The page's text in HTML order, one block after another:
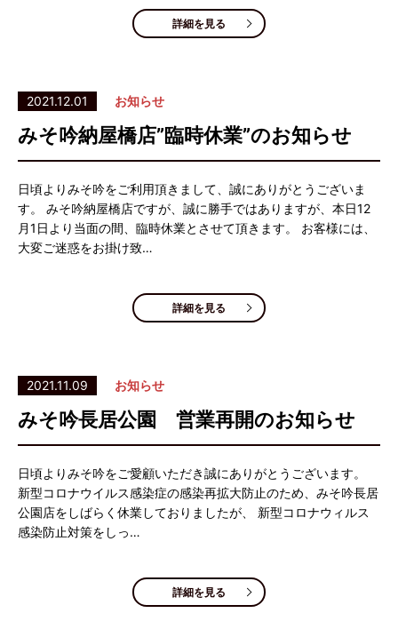
詳細を見る
2021.12.01 お知らせ
みそ吟納屋橋店”臨時休業”のお知らせ
日頃よりみそ吟をご利用頂きまして、誠にありがとうございま
す。 みそ吟納屋橋店ですが、誠に勝手ではありますが、本日12
月1日より当面の間、臨時休業とさせて頂きます。 お客様には、
大変ご迷惑をお掛け致…
詳細を見る
2021.11.09 お知らせ
みそ吟長居公園 営業再開のお知らせ
日頃よりみそ吟をご愛顧いただき誠にありがとうございます。
新型コロナウイルス感染症の感染再拡大防止のため、みそ吟長居
公園店をしばらく休業しておりましたが、 新型コロナウィルス
感染防止対策をしっ…
詳細を見る